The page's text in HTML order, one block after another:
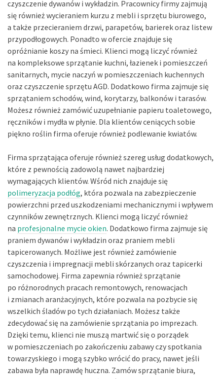
czyszczenie dywanów i wykładzin. Pracownicy firmy zajmują
się również wycieraniem kurzu z mebli i sprzętu biurowego,
a także przecieraniem drzwi, parapetów, barierek oraz listew
przypodłogowych. Ponadto w ofercie znajduje się
opróżnianie koszy na śmieci. Klienci mogą liczyć również
na kompleksowe sprzątanie kuchni, łazienek i pomieszczeń
sanitarnych, mycie naczyń w pomieszczeniach kuchennych
oraz czyszczenie sprzętu AGD. Dodatkowo firma zajmuje się
sprzątaniem schodów, wind, korytarzy, balkonów i tarasów.
Możesz również zamówić uzupełnianie papieru toaletowego,
ręczników i mydła w płynie. Dla klientów ceniących sobie
piękno roślin firma oferuje również podlewanie kwiatów.
Firma sprzątająca oferuje również szereg usług dodatkowych,
które z pewnością zadowolą nawet najbardziej
wymagających klientów. Wśród nich znajduje się
polimeryzacja podłóg, która pozwala na zabezpieczenie
powierzchni przed uszkodzeniami mechanicznymi i wpływem
czynników zewnętrznych. Klienci mogą liczyć również
na profesjonalne mycie okien. Dodatkowo firma zajmuje się
praniem dywanów i wykładzin oraz praniem mebli
tapicerowanych. Możliwe jest również zamówienie
czyszczenia i impregnacji mebli skórzanych oraz tapicerki
samochodowej. Firma zapewnia również sprzątanie
po różnorodnych pracach remontowych, renowacjach
i zmianach aranżacyjnych, które pozwala na pozbycie się
wszelkich śladów po tych działaniach. Możesz także
zdecydować się na zamówienie sprzątania po imprezach.
Dzięki temu, klienci nie muszą martwić się o porządek
w pomieszczeniach po zakończeniu zabawy czy spotkania
towarzyskiego i mogą szybko wrócić do pracy, nawet jeśli
zabawa była naprawdę huczna. Zamów sprzątanie biura,